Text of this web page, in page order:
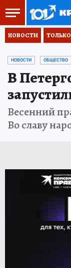
НОВОСТИ
НОВОСТИ ОБЩЕСТВО
В
Весенний
Во славу